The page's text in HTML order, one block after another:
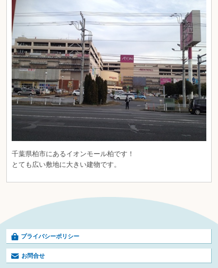
千葉県柏市にあるイオンモール柏です！
とても広い敷地に大きい建物です。
プライバシーポリシー
お問合せ